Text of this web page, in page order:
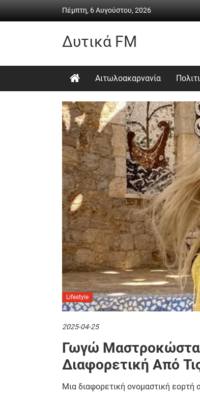
Πέμπτη, 6 Αυγούστου, 2026
Δυτικά FM
Καθημερινή
&
ψυχαγωγία
Αιτωλοακαρνανία
Lifestyle
2025-04-25
Γωγώ
Διαφορετική Από
Μια διαφορετική ονομαστική